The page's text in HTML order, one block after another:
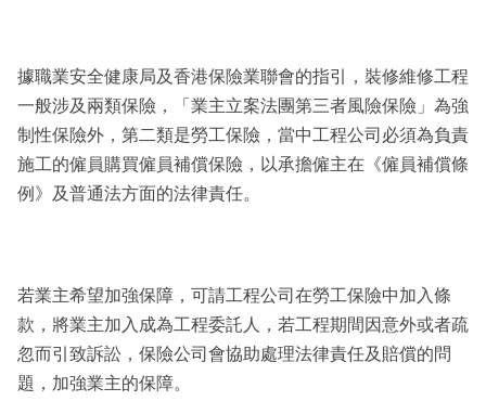
據職業安全健康局及香港保險業聯會的指引，裝修維修工程
一般涉及兩類保險，「業主立案法團第三者風險保險」為強
制性保險外，第二類是勞工保險，當中工程公司必須為負責
施工的僱員購買僱員補償保險，以承擔僱主在《僱員補償條
例》及普通法方面的法律責任。
若業主希望加強保障，可請工程公司在勞工保險中加入條
款，將業主加入成為工程委託人，若工程期間因意外或者疏
忽而引致訴訟，保險公司會協助處理法律責任及賠償的問
題，加強業主的保障。